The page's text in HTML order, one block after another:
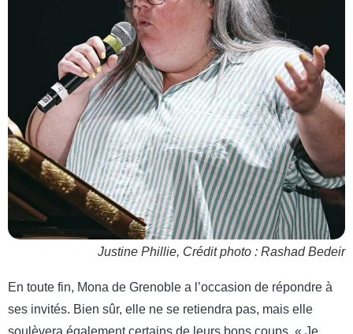
Justine Phillie, Crédit photo : Rashad Bedeir
En toute fin, Mona de Grenoble a l’occasion de répondre à
ses invités. Bien sûr, elle ne se retiendra pas, mais elle
soulèvera également certains de leurs bons coups. « Je